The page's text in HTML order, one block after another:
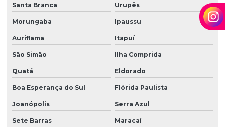
Santa Branca Urupês
Morungaba Ipaussu
Auriflama Itapuí
São Simão Ilha Comprida
Quatá Eldorado
Boa Esperança do Sul Flórida Paulista
Joanópolis Serra Azul
Sete Barras Maracaí